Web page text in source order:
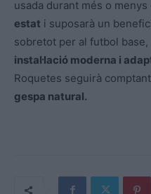
usada durant més o menys
estat i suposarà un
sobretot per al futbol base,
instal·lació moderna i
Roquetes seguirà
gespa natural.